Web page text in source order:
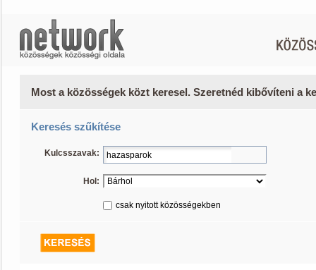
Most a közösségek közt keresel. Szeretnéd kibővíteni a
Keresés szűkítése
Kulcsszavak:
Hol:
csak nyitott közösségekben